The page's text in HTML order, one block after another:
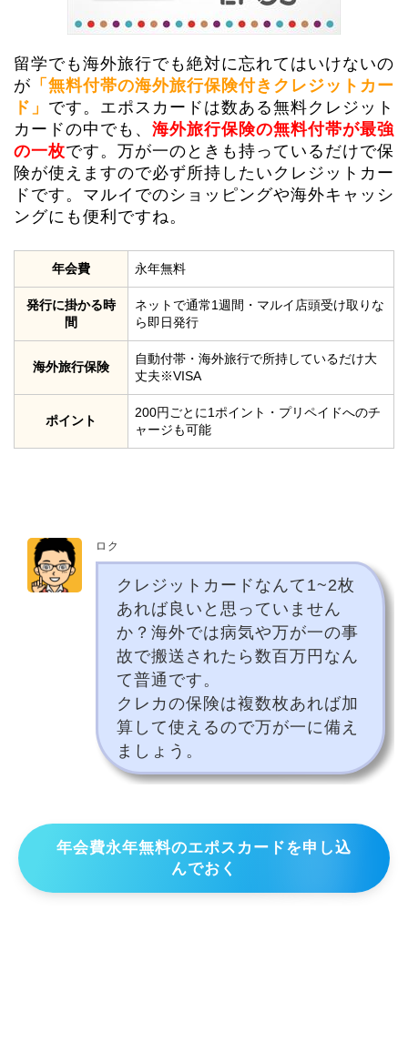
留学でも海外旅行でも絶対に忘れてはいけないの
が 「無料付帯の海外旅行保険付きクレジットカー
ド」 です。エポスカードは数ある無料クレジット
カードの中でも、 海外旅行保険の無料付帯が最強
の一枚です。万が一のときも持っているだけで保
険が使えますので必ず所持したいクレジットカー
ドです。マルイでのショッピングや海外キャッシ
ングにも便利ですね。
年会費 永年無料
発行に掛かる時
間
ネットで通常1週間・マルイ店頭受け取りな
ら即日発行
海外旅行保険
自動付帯・海外旅行で所持しているだけ大
丈夫※VISA
ポイント
200円ごとに1ポイント・プリペイドへのチ
ャージも可能
ロク
クレジットカードなんて1~2枚
あれば良いと思っていません
か？海外では病気や万が一の事
故で搬送されたら数百万円なん
て普通です。
クレカの保険は複数枚あれば加
算して使えるので万が一に備え
ましょう。
年会費永年無料のエポスカードを申し込
んでおく